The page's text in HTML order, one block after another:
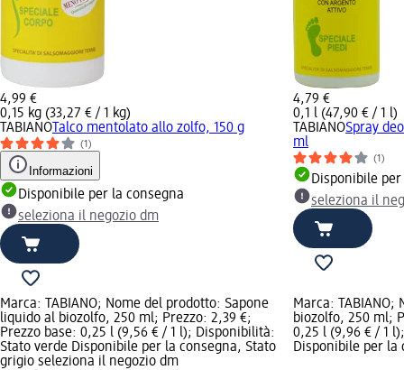
4,99 €
0,15 kg (33,27 € / 1 kg)
TABIANO Talco mentolato allo zolfo, 150 g
(1)
Informazioni
Disponibile per la consegna
seleziona il negozio dm
4,79 €
0,1 l (47,90 € / 1 l)
TABIANOSpray
ml
(1)
Disponibile
seleziona il
Marca: TABIANO; Nome del prodotto: Sapone
liquido al biozolfo, 250 ml; Prezzo: 2,39 €;
Prezzo base: 0,25 l (9,56 € / 1 l); Disponibilità:
Stato verde Disponibile per la consegna, Stato
grigio seleziona il negozio dm
Marca: TABIANO;
biozolfo, 250 ml;
0,25 l (9,96 € / 1
Disponibile per la